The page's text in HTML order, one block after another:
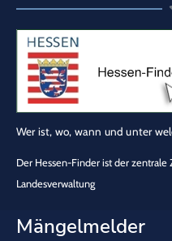
Wer ist, wo, wann und unter
Der Hessen-Finder ist der zentrale
Landesverwaltung
Mängelmelder